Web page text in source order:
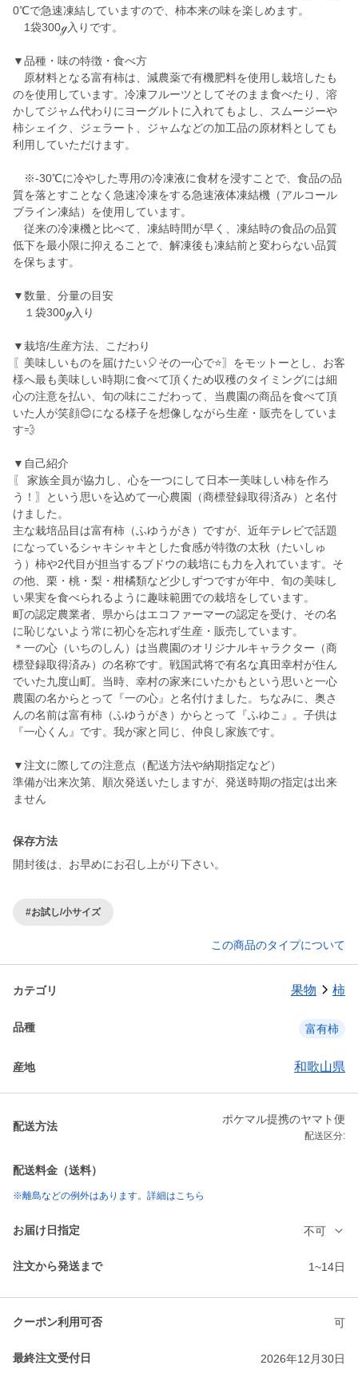
0℃で急速凍結していますので、柿本来の味を楽しめます。
1袋300ℊ入りです。
▼品種・味の特徴・食べ方
原材料となる富有柿は、減農薬で有機肥料を使用し栽培したも
のを使用しています。冷凍フルーツとしてそのまま食べたり、溶
かしてジャム代わりにヨーグルトに入れてもよし、スムージーや
柿シェイク、ジェラート、ジャムなどの加工品の原材料としても
利用していただけます。
※-30℃に冷やした専用の冷凍液に食材を浸すことで、食品の品
質を落とすことなく急速冷凍をする急速液体凍結機（アルコール
ブライン凍結）を使用しています。
従来の冷凍機と比べて、凍結時間が早く、凍結時の食品の品質
低下を最小限に抑えることで、解凍後も凍結前と変わらない品質
を保ちます。
▼数量、分量の目安
１袋300ℊ入り
▼栽培/生産方法、こだわり
〖美味しいものを届けたい🎈その一心で⭐〗をモットーとし、お客
様へ最も美味しい時期に食べて頂くため収穫のタイミングには細
心の注意を払い、旬の味にこだわって、当農園の商品を食べて頂
いた人が笑顔😊になる様子を想像しながら生産・販売をしていま
す💨
▼自己紹介
〖 家族全員が協力し、心を一つにして日本一美味しい柿を作ろ
う！〗という思いを込めて一心農園（商標登録取得済み）と名付
けました。
主な栽培品目は富有柿（ふゆうがき）ですが、近年テレビで話題
になっているシャキシャキとした食感が特徴の太秋（たいしゅ
う）柿や2代目が担当するブドウの栽培にも力を入れています。そ
の他、栗・桃・梨・柑橘類など少しずつですが年中、旬の美味し
い果実を食べられるように趣味範囲での栽培をしています。
町の認定農業者、県からはエコファーマーの認定を受け、その名
に恥じないよう常に初心を忘れず生産・販売しています。
＊一の心（いちのしん）は当農園のオリジナルキャラクター（商
標登録取得済み）の名称です。戦国武将で有名な真田幸村が住ん
でいた九度山町。当時、幸村の家来にいたかもという思いと一心
農園の名からとって『一の心』と名付けました。ちなみに、奥さ
んの名前は富有柿（ふゆうがき）からとって『ふゆこ』。子供は
『一心くん』です。我が家と同じ、仲良し家族です。
▼注文に際しての注意点（配送方法や納期指定など）
準備が出来次第、順次発送いたしますが、発送時期の指定は出来
ません
保存方法
開封後は、お早めにお召し上がり下さい。
#お試し/小サイズ
この商品のタイプについて
カテゴリ 果物 柿
品種 富有柿
産地 和歌山県
配送方法
ポケマル提携のヤマト便
配送区分:
配送料金（送料）
※離島などの例外はあります。詳細はこちら
お届け日指定 不可
注文から発送まで 1~14日
クーポン利用可否 可
最終注文受付日 2026年12月30日